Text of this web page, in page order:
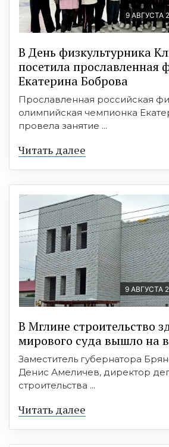
9 АВГУСТА
В День физкультурника
посетила прославленная
Екатерина Боброва
Прославленная российская
олимпийская чемпионка
провела занятие ...
Читать далее
9 АВГУСТА
В Мглине строительство
мирового суда вышло на
Заместитель губернатора
Денис Амеличев, директор
строительства ...
Читать далее